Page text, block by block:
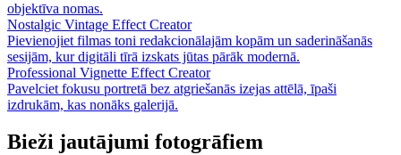
objektīva nomas.
Nostalgic Vintage Effect Creator
Pievienojiet filmas toni redakcionālajām kopām un saderināšanās
sesijām, kur digitāli tīrā izskats jūtas pārāk modernā.
Professional Vignette Effect Creator
Pavelciet fokusu portretā bez atgriešanās izejas attēlā, īpaši
izdrukām, kas nonāks galerijā.
Bieži jautājumi fotogrāfiem